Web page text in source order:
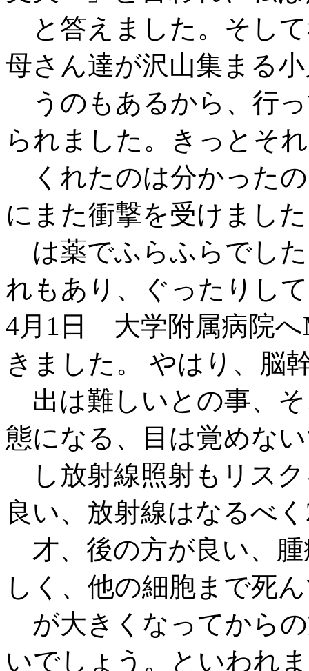
と答えました。そし
母さん達が沢山集まる
うのもあるから、行
られました。きっとそ
くれたのは分かった
にまた衝撃を受けまし
は薬でふらふらでし
れもあり、ぐったりし
4月1日 大学附属病院へ
きました。 やはり、脳
出は難しいとの事、
態になる、目は覚めな
し放射線照射もリス
良い、放射線はなるべ
才、後の方が良い、
しく、他の細胞まで死
が大きくなってから
いでしょう。といわれ